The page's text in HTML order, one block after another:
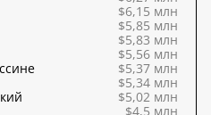
$6,15 млн
$5,85 млн
$5,83 млн
$5,56 млн
$5,37 млн
$5,34 млн
$5,02 млн
$4,5 млн